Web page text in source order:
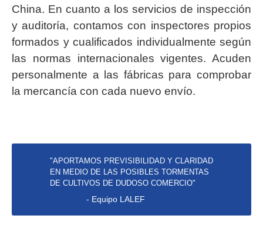
China. En cuanto a los servicios de inspección
y auditoría, contamos con inspectores propios
formados y cualificados individualmente según
las normas internacionales vigentes. Acuden
personalmente a las fábricas para comprobar
la mercancía con cada nuevo envío.
"APORTAMOS PREVISIBILIDAD Y CLARIDAD
EN MEDIO DE LAS POSIBLES TORMENTAS
DE CULTIVOS DE DUDOSO COMERCIO"
- Equipo LALEF